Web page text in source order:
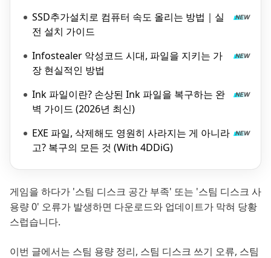
SSD추가설치로 컴퓨터 속도 올리는 방법｜실
전 설치 가이드
Infostealer 악성코드 시대, 파일을 지키는 가
장 현실적인 방법
Ink 파일이란? 손상된 Ink 파일을 복구하는 완
벽 가이드 (2026년 최신)
EXE 파일, 삭제해도 영원히 사라지는 게 아니라
고? 복구의 모든 것 (With 4DDiG)
게임을 하다가 '스팀 디스크 공간 부족' 또는 '스팀 디스크 사
용량 0' 오류가 발생하면 다운로드와 업데이트가 막혀 당황
스럽습니다.
이번 글에서는 스팀 용량 정리, 스팀 디스크 쓰기 오류, 스팀